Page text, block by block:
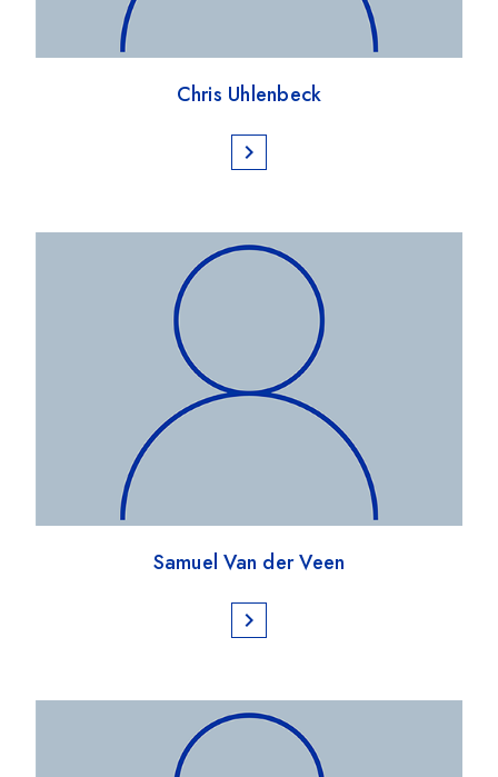
Chris Uhlenbeck
chevron_right
Samuel Van der Veen
chevron_right